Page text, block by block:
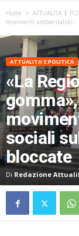
Home ATTUALITA' E
movimenti ambientalisti...
ATTUALITA' E POLITICA
«La
sociali
bloccate
Di Redazione